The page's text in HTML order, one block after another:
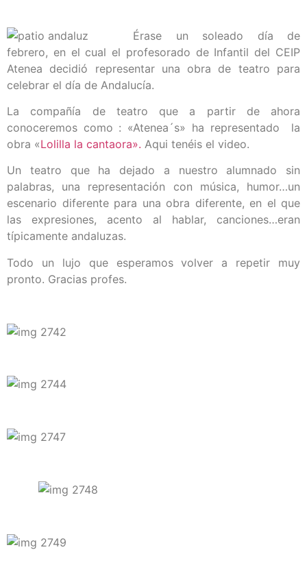
Érase un soleado día de
febrero, en el cual el profesorado de Infantil del CEIP
Atenea decidió representar una obra de teatro para
celebrar el día de Andalucía.
La compañía de teatro que a partir de ahora
conoceremos como : «Atenea´s» ha representado la
obra «Lolilla la cantaora». Aqui tenéis el video.
Un teatro que ha dejado a nuestro alumnado sin
palabras, una representación con música, humor…un
escenario diferente para una obra diferente, en el que
las expresiones, acento al hablar, canciones…eran
típicamente andaluzas.
Todo un lujo que esperamos volver a repetir muy
pronto. Gracias profes.